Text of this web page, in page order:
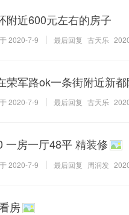
附近600元左右的房子
2020-7-9 最后回复 古天乐
荣军路ok一条街附近新
2020-7-9 最后回复 古天乐
一房一厅48平 精装修
2020-7-9 最后回复 周润发
房